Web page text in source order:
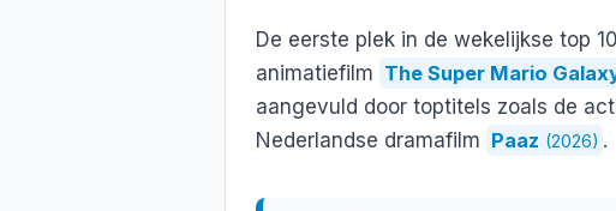
De eerste plek in de wekelijkse top
animatiefilm The Super Mario
aangevuld door toptitels zoals de
Nederlandse dramafilm Paaz (2026) .